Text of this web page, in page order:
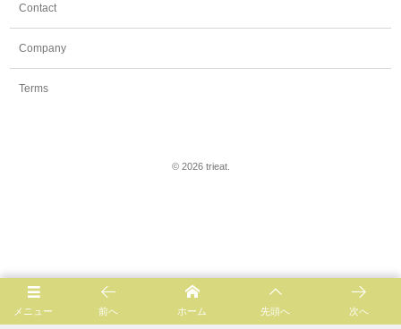
Contact
Company
Terms
© 2026 trieat.
メニュー 前へ ホーム 先頭へ 次へ